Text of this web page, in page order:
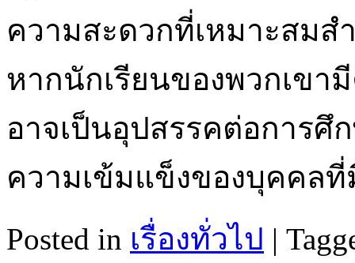
ความสะดวกที่เหมาะสมส
หากนักเรียนของพวกเข
อาจเป็นอุปสรรคต่อการศึ
ความเข้มแข็งของบุคคล
Posted in เรื่องทั่วไป |